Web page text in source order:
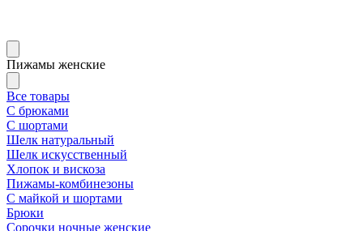
Пижамы женские
Все товары
С брюками
С шортами
Шелк натуральный
Шелк искусственный
Хлопок и вискоза
Пижамы-комбинезоны
С майкой и шортами
Брюки
Сорочки ночные женские